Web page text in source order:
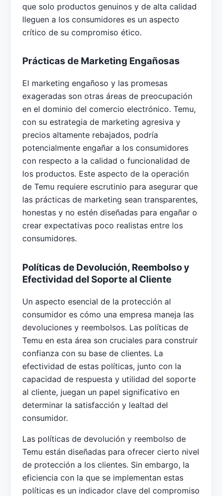
que solo productos genuinos y de alta calidad
lleguen a los consumidores es un aspecto
crítico de su compromiso ético.
Prácticas de Marketing Engañosas
El marketing engañoso y las promesas
exageradas son otras áreas de preocupación
en el dominio del comercio electrónico. Temu,
con su estrategia de marketing agresiva y
precios altamente rebajados, podría
potencialmente engañar a los consumidores
con respecto a la calidad o funcionalidad de
los productos. Este aspecto de la operación
de Temu requiere escrutinio para asegurar que
las prácticas de marketing sean transparentes,
honestas y no estén diseñadas para engañar o
crear expectativas poco realistas entre los
consumidores.
Políticas de Devolución, Reembolso y
Efectividad del Soporte al Cliente
Un aspecto esencial de la protección al
consumidor es cómo una empresa maneja las
devoluciones y reembolsos. Las políticas de
Temu en esta área son cruciales para construir
confianza con su base de clientes. La
efectividad de estas políticas, junto con la
capacidad de respuesta y utilidad del soporte
al cliente, juegan un papel significativo en
determinar la satisfacción y lealtad del
consumidor.
Las políticas de devolución y reembolso de
Temu están diseñadas para ofrecer cierto nivel
de protección a los clientes. Sin embargo, la
eficiencia con la que se implementan estas
políticas es un indicador clave del compromiso